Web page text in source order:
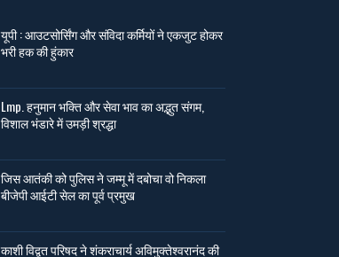
यूपी : आउटसोर्सिंग और संविदा कर्मियों ने एकजुट होकर
भरी हक की हुंकार
Lmp. हनुमान भक्ति और सेवा भाव का अद्भुत संगम,
विशाल भंडारे में उमड़ी श्रद्धा
जिस आतंकी को पुलिस ने जम्मू में दबोचा वो निकला
बीजेपी आईटी सेल का पूर्व प्रमुख
काशी विद्वत परिषद ने शंकराचार्य अविमुक्तेश्वरानंद की